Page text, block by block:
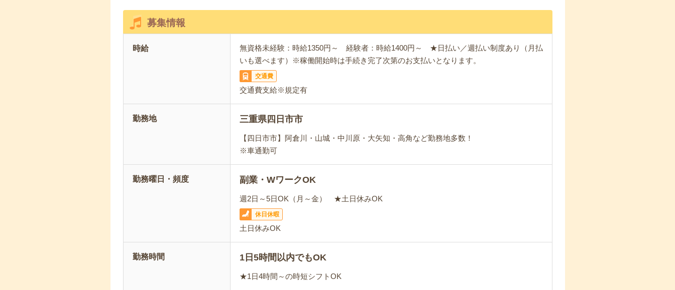
募集情報
時給
無資格未経験：時給1350円～ 経験者：時給1400円～ ★日払い／週払い制度あり（月払
いも選べます）※稼働開始時は手続き完了次第のお支払いとなります。
交通費
交通費支給※規定有
勤務地 三重県四日市市
【四日市市】阿倉川・山城・中川原・大矢知・高角など勤務地多数！
※車通勤可
勤務曜日・頻度 副業・WワークOK
週2日～5日OK（月～金） ★土日休みOK
休日休暇
土日休みOK
勤務時間 1日5時間以内でもOK
★1日4時間～の時短シフトOK